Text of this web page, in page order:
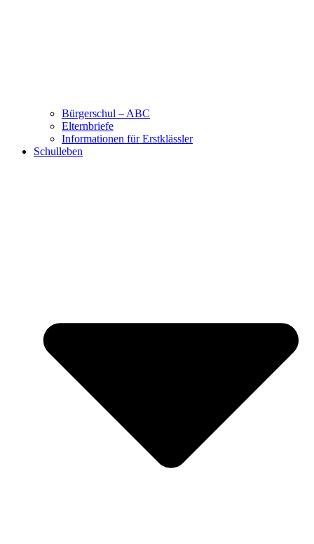
Bürgerschul – ABC
Elternbriefe
Informationen für Erstklässler
Schulleben